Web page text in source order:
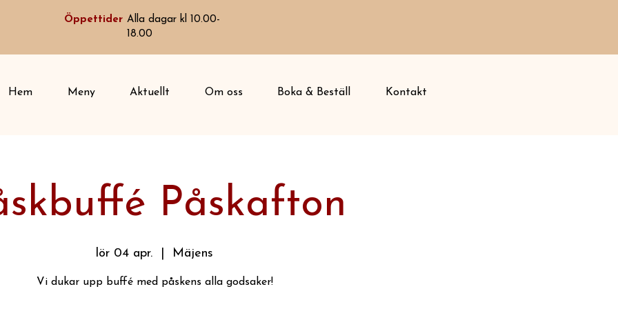
Öppettider Alla dagar kl 10.00-
18.00
Hem Meny Aktuellt Om oss Boka & Beställ Kontakt
Påskafton
lör 04 apr. Mäjens
Vi dukar upp buffé med påskens alla godsaker!